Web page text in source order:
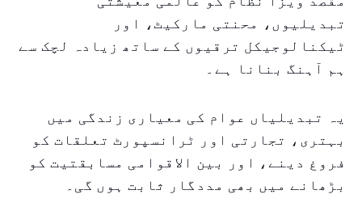
تبدیلیوں، محنتی مارکیٹ، اور
ٹیکنالوجیکل ترقیوں کے ساتھ زیادہ لچک سے
ہم آہنگ بنانا ہے۔
یہ تبدیلیاں عوام کی معیاری زندگی میں
بہتری، تجارتی اور ٹرانسپورٹ تعلقات کو
فروغ دینے، اور بین الاقوامی مسابقتیت کو
بڑھانے میں بھی مددگار ثابت ہوں گی۔